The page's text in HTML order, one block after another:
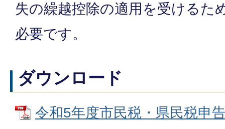
失の繰越控除の適用を受けるた
必要です。
ダウンロード
令和5年度市民税・県民税申